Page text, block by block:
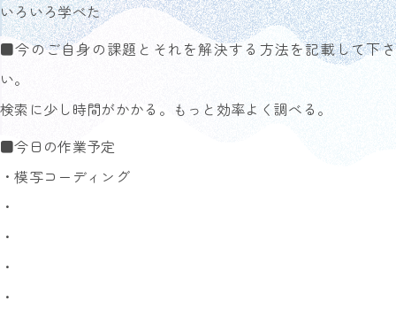
いろいろ学べた
■今のご自身の課題とそれを解決する方法を記載して下さ
い。
検索に少し時間がかかる。もっと効率よく調べる。
■今日の作業予定
・模写コーディング
・
・
・
・